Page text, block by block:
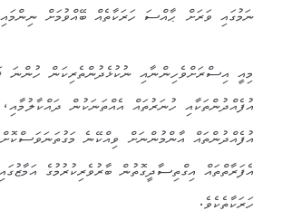
ނަމުގައި ވަރަށް ޙާއްސަ ހަރަކާތެއް ބޭއްވުމަށް
މިއީ އިސްރަށްވެހިންނާއި ނުކުޅެދުންތެރިކަން ހުންނަ
އުފެއްދުންތަކާއި ހުނަރުތައް އެއްތަނަކުން
އުފެއްދުންތައް އާންމުންނަށް ވިއްކޭނެ
އެފަރާތްތައް އިގްތިސާދީގޮތުން ބާރުވެރިކުރުމުގެ
ހަރަކާތެކެވެ.